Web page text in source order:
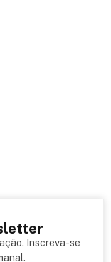
Inscreva-se